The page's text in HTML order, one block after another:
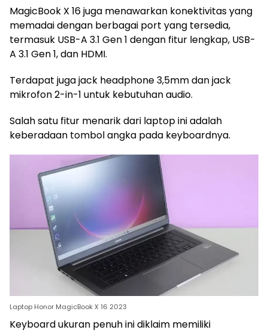
MagicBook X 16 juga menawarkan konektivitas yang
memadai dengan berbagai port yang tersedia,
termasuk USB-A 3.1 Gen 1 dengan fitur lengkap, USB-
A 3.1 Gen 1, dan HDMI.
Terdapat juga jack headphone 3,5mm dan jack
mikrofon 2-in-1 untuk kebutuhan audio.
Salah satu fitur menarik dari laptop ini adalah
keberadaan tombol angka pada keyboardnya.
Laptop Honor MagicBook X 16 2023
Keyboard ukuran penuh ini diklaim memiliki